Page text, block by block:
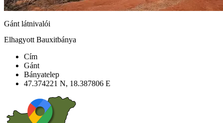
Gánt látnivalói
Elhagyott Bauxitbánya
Cím
Gánt
Bányatelep
47.374221 N, 18.387806 E